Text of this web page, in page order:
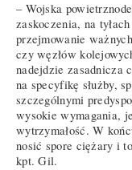
– Wojska
zaskoczenia, na
przejmowanie
czy węzłów
nadejdzie zasadnicza
na specyfikę służby,
szczególnymi
wysokie wymagania,
wytrzymałość. W
nosić spore ciężary i
kpt. Gil.